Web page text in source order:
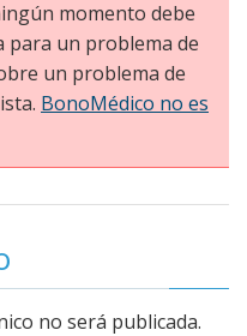
momento debe
para un problema de
un problema de
BonoMédico no es
no será publicada.